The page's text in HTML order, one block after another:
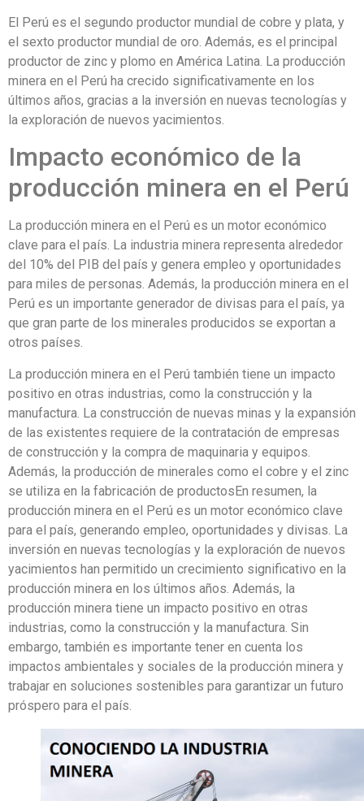
El Perú es el segundo productor mundial de cobre y plata, y
el sexto productor mundial de oro. Además, es el principal
productor de zinc y plomo en América Latina. La producción
minera en el Perú ha crecido significativamente en los
últimos años, gracias a la inversión en nuevas tecnologías y
la exploración de nuevos yacimientos.
Impacto económico de la
producción minera en el Perú
La producción minera en el Perú es un motor económico
clave para el país. La industria minera representa alrededor
del 10% del PIB del país y genera empleo y oportunidades
para miles de personas. Además, la producción minera en el
Perú es un importante generador de divisas para el país, ya
que gran parte de los minerales producidos se exportan a
otros países.
La producción minera en el Perú también tiene un impacto
positivo en otras industrias, como la construcción y la
manufactura. La construcción de nuevas minas y la expansión
de las existentes requiere de la contratación de empresas
de construcción y la compra de maquinaria y equipos.
Además, la producción de minerales como el cobre y el zinc
se utiliza en la fabricación de productosEn resumen, la
producción minera en el Perú es un motor económico clave
para el país, generando empleo, oportunidades y divisas. La
inversión en nuevas tecnologías y la exploración de nuevos
yacimientos han permitido un crecimiento significativo en la
producción minera en los últimos años. Además, la
producción minera tiene un impacto positivo en otras
industrias, como la construcción y la manufactura. Sin
embargo, también es importante tener en cuenta los
impactos ambientales y sociales de la producción minera y
trabajar en soluciones sostenibles para garantizar un futuro
próspero para el país.